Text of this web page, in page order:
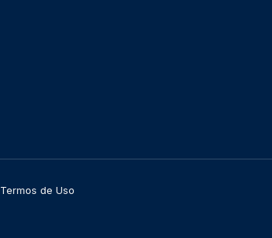
Termos de Uso